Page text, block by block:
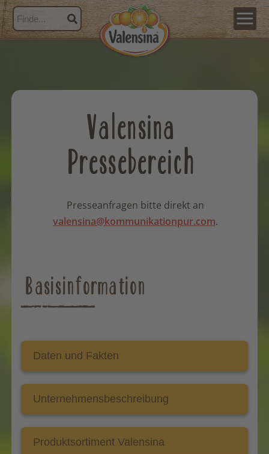
Valensina
Pressebereich
Presseanfragen bitte direkt an
valensina@kommunikationpur.com.
Basisinformation
Daten und Fakten
Unternehmensbeschreibung
Produktsortiment Valensina